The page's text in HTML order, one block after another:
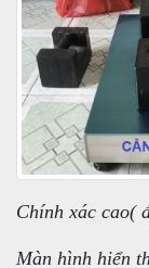
Chính xác cao(
Màn hình hiển